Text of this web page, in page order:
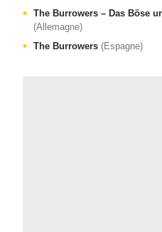
The Burrowers – Das Böse
(Allemagne)
The Burrowers (Espagne)